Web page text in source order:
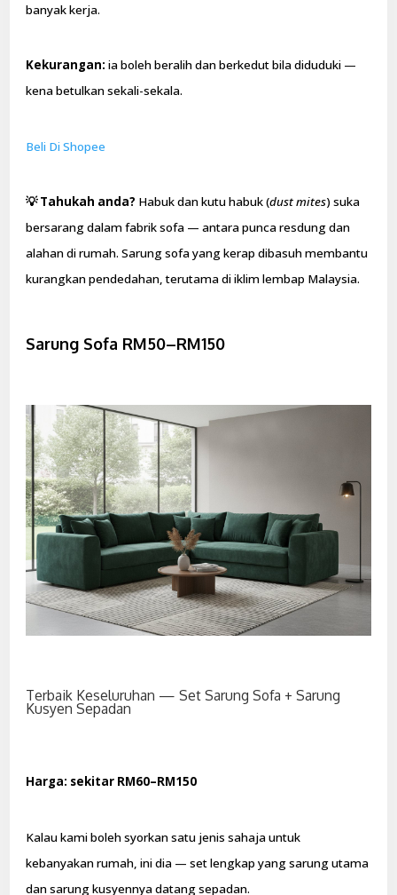
banyak kerja.
Kekurangan: ia boleh beralih dan berkedut bila diduduki —
kena betulkan sekali-sekala.
Beli Di Shopee
💡 Tahukah anda? Habuk dan kutu habuk (dust mites) suka
bersarang dalam fabrik sofa — antara punca resdung dan
alahan di rumah. Sarung sofa yang kerap dibasuh membantu
kurangkan pendedahan, terutama di iklim lembap Malaysia.
Sarung Sofa RM50–RM150
Terbaik Keseluruhan — Set Sarung Sofa + Sarung
Kusyen Sepadan
Harga: sekitar RM60–RM150
Kalau kami boleh syorkan satu jenis sahaja untuk
kebanyakan rumah, ini dia — set lengkap yang sarung utama
dan sarung kusyennya datang sepadan.